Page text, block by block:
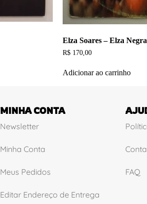
Elza Soares – Elza
R$ 170,00
Adicionar ao carrinho
MINHA CONTA
Newsletter
Minha Conta
Meus Pedidos
Editar Endereço de Entrega
FAQ